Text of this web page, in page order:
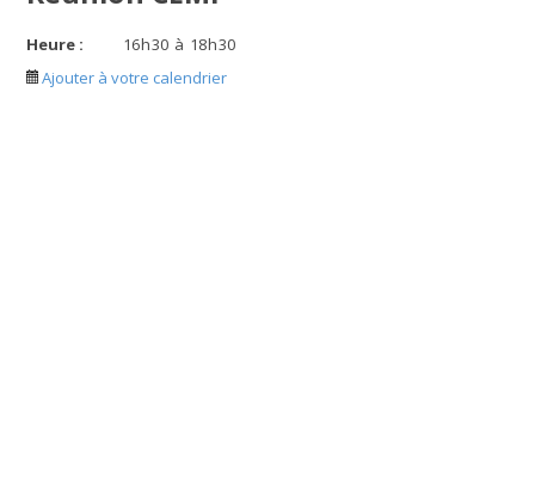
Heure : 16h30 à 18h30
Ajouter à votre calendrier